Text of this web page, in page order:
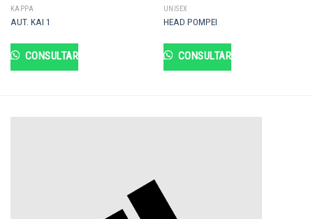
KAPPA
AUT. KAI 1
CONSULTAR
UNISEX
HEAD POMPEI
CONSULTAR